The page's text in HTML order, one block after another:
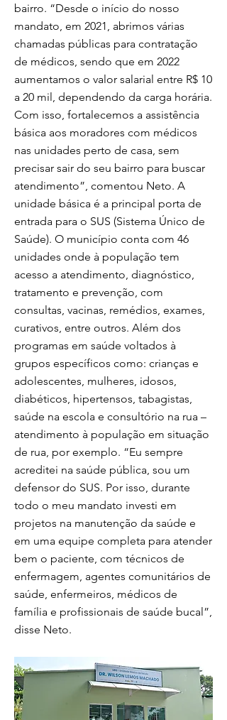
bairro. “Desde o início do nosso
mandato, em 2021, abrimos várias
chamadas públicas para contratação
de médicos, sendo que em 2022
aumentamos o valor salarial entre R$ 10
a 20 mil, dependendo da carga horária.
Com isso, fortalecemos a assistência
básica aos moradores com médicos
nas unidades perto de casa, sem
precisar sair do seu bairro para buscar
atendimento”, comentou Neto. A
unidade básica é a principal porta de
entrada para o SUS (Sistema Único de
Saúde). O município conta com 46
unidades onde à população tem
acesso a atendimento, diagnóstico,
tratamento e prevenção, com
consultas, vacinas, remédios, exames,
curativos, entre outros. Além dos
programas em saúde voltados à
grupos específicos como: crianças e
adolescentes, mulheres, idosos,
diabéticos, hipertensos, tabagistas,
saúde na escola e consultório na rua –
atendimento à população em situação
de rua, por exemplo. “Eu sempre
acreditei na saúde pública, sou um
defensor do SUS. Por isso, durante
todo o meu mandato investi em
projetos na manutenção da saúde e
em uma equipe completa para atender
bem o paciente, com técnicos de
enfermagem, agentes comunitários de
saúde, enfermeiros, médicos de
família e profissionais de saúde bucal”,
disse Neto.